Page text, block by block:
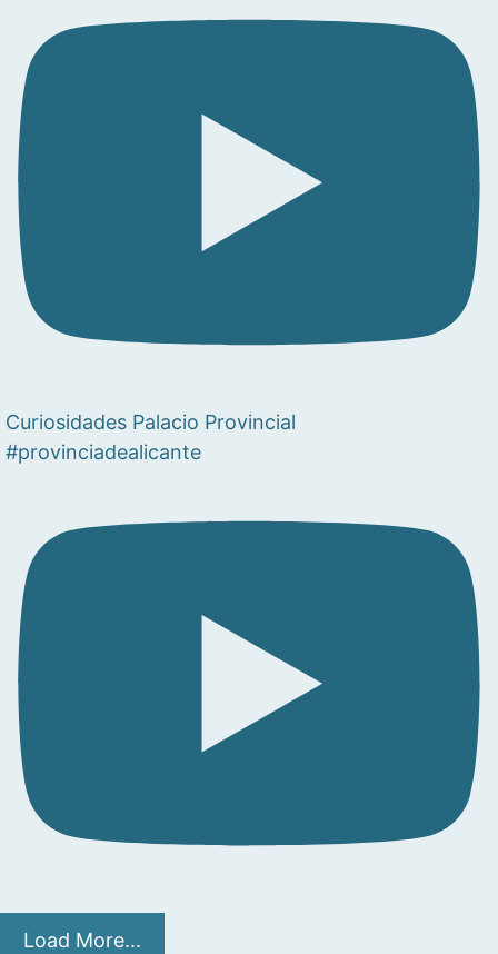
Curiosidades Palacio Provincial
#provinciadealicante
Load More...